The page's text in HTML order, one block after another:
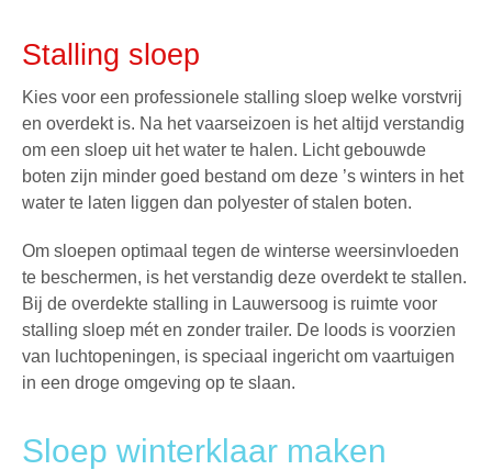
Stalling sloep
Kies voor een professionele stalling sloep welke vorstvrij
en overdekt is. Na het vaarseizoen is het altijd verstandig
om een sloep uit het water te halen. Licht gebouwde
boten zijn minder goed bestand om deze ’s winters in het
water te laten liggen dan polyester of stalen boten.
Om sloepen optimaal tegen de winterse weersinvloeden
te beschermen, is het verstandig deze overdekt te stallen.
Bij de overdekte stalling in Lauwersoog is ruimte voor
stalling sloep mét en zonder trailer. De loods is voorzien
van luchtopeningen, is speciaal ingericht om vaartuigen
in een droge omgeving op te slaan.
Sloep winterklaar maken